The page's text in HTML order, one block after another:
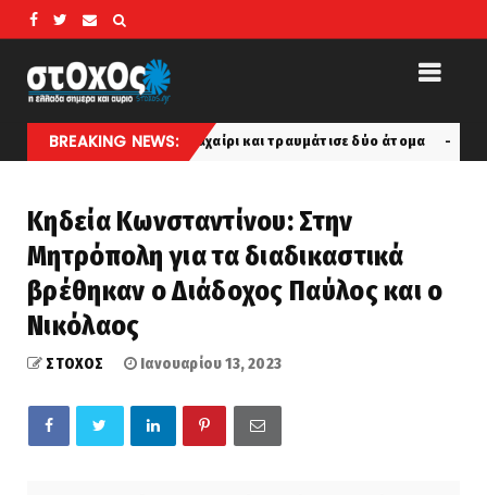
BREAKING NEWS:
επιτέθηκε με μαχαίρι και τραυμάτισε δύο άτομα latest
Κηδεία Κωνσταντίνου: Στην
Μητρόπολη για τα διαδικαστικά
βρέθηκαν ο Διάδοχος Παύλος και ο
Νικόλαος
ΣΤΟΧΟΣ Ιανουαρίου 13, 2023